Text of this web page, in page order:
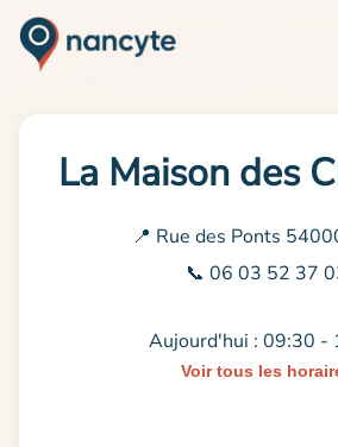
La Maison des
📍 Rue des Ponts
📞 06 03 52 37
Aujourd'hui : 09:30 -
Voir tous les